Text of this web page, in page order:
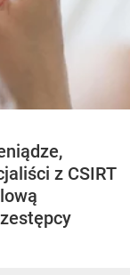
z CSIRT